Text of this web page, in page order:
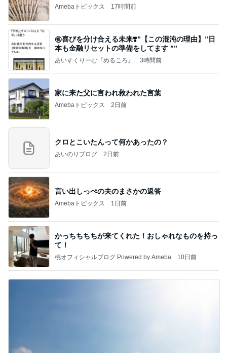
Amebaトピックス 17時間前
㊗️喜びを分け合える未来❣️”【この混沌の理由】”⽇
本も⾦融リセットの準備をしてます ””
あいすくりーむ『めるころ』 3時間前
家に来た父に言われ救われた言葉
Amebaトピックス 2日前
クロとこいたんって何かあったの？
あいのりブログ 2日前
言い出しっぺの夫のまさかの返答
Amebaトピックス 1日前
かっちちちちが来てくれた！おしゃれなものを持っ
て！
桃オフィシャルブログ Powered by Ameba 10日前